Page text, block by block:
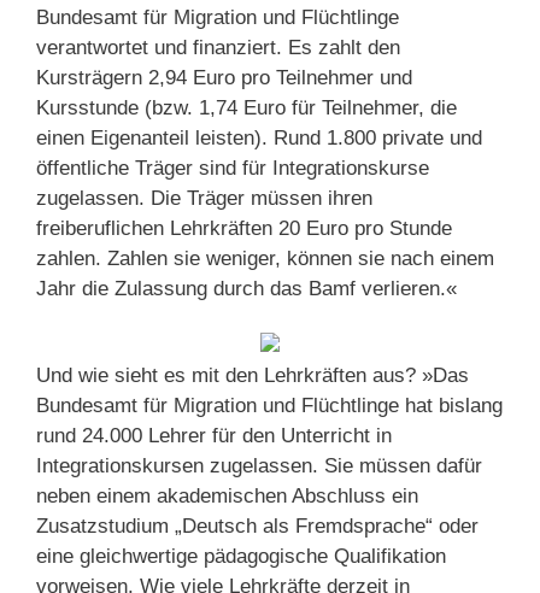
Bundesamt für Migration und Flüchtlinge
verantwortet und finanziert. Es zahlt den
Kursträgern 2,94 Euro pro Teilnehmer und
Kursstunde (bzw. 1,74 Euro für Teilnehmer, die
einen Eigenanteil leisten). Rund 1.800 private und
öffentliche Träger sind für Integrationskurse
zugelassen. Die Träger müssen ihren
freiberuflichen Lehrkräften 20 Euro pro Stunde
zahlen. Zahlen sie weniger, können sie nach einem
Jahr die Zulassung durch das Bamf verlieren.«
Und wie sieht es mit den Lehrkräften aus? »Das
Bundesamt für Migration und Flüchtlinge hat bislang
rund 24.000 Lehrer für den Unterricht in
Integrationskursen zugelassen. Sie müssen dafür
neben einem akademischen Abschluss ein
Zusatzstudium „Deutsch als Fremdsprache“ oder
eine gleichwertige pädagogische Qualifikation
vorweisen. Wie viele Lehrkräfte derzeit in